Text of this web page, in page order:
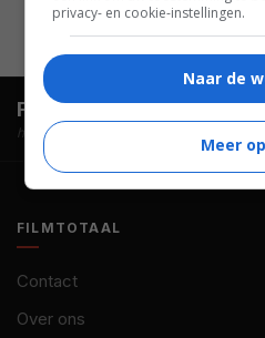
FilmTotaal.Hét online
hosted by
FILMTOTAAL
Contact
Over ons
privacy- en cookie-instellingen.
Naar de
Meer